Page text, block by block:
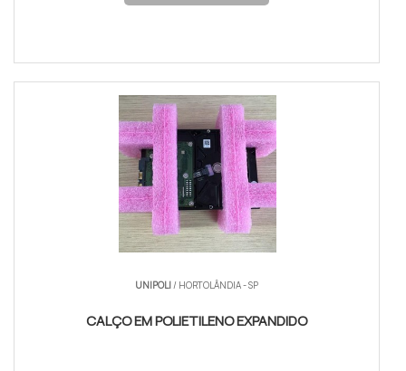
UNIPOLI/ HORTOLÂNDIA - SP
CALÇO EM POLIETILENO EXPANDIDO